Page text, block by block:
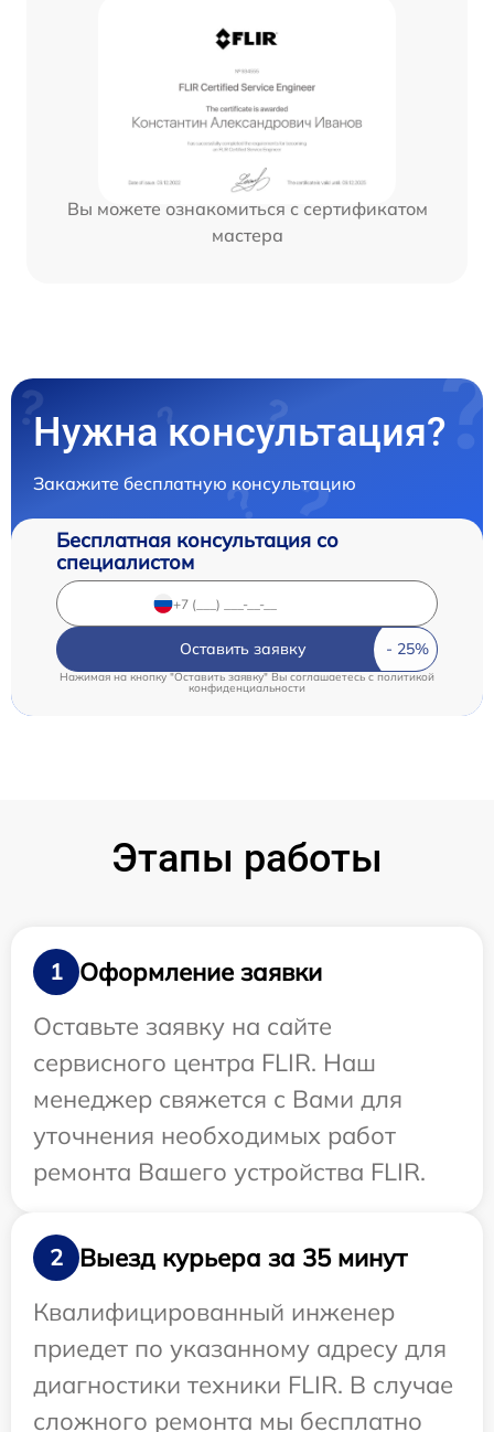
Вы можете ознакомиться с сертификатом
мастера
Нужна консультация?
Закажите бесплатную консультацию
Бесплатная консультация со
специалистом
Оставить заявку
Нажимая на кнопку "Оставить заявку" Вы соглашаетесь c политикой
конфиденциальности
Этапы работы
1
Оформление заявки
Оставьте заявку на сайте
сервисного центра FLIR. Наш
менеджер свяжется с Вами для
уточнения необходимых работ
ремонта Вашего устройства FLIR.
2
Выезд курьера за 35 минут
Квалифицированный инженер
приедет по указанному адресу для
диагностики техники FLIR. В случае
сложного ремонта мы бесплатно